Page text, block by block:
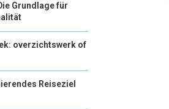
Grundlage für
overzichtswerk of
Reiseziel